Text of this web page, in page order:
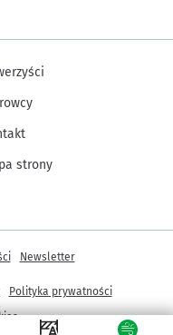
główna - wroclaw.pl
strony
Newsletter
Polityka prywatności